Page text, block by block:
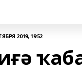
2019, 19:52